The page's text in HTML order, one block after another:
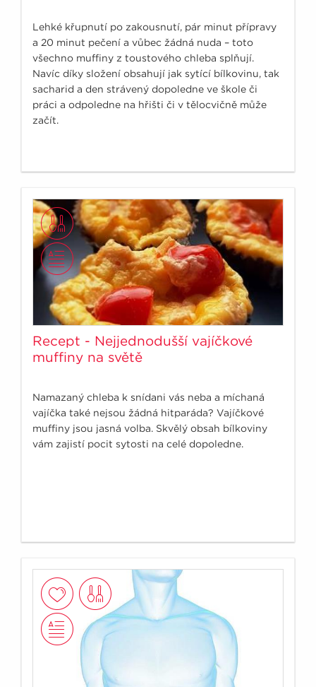
Lehké křupnutí po zakousnutí, pár minut přípravy
a 20 minut pečení a vůbec žádná nuda – toto
všechno muffiny z toustového chleba splňují.
Navíc díky složení obsahují jak sytící bílkovinu, tak
sacharid a den strávený dopoledne ve škole či
práci a odpoledne na hřišti či v tělocvičně může
začít.
Recept - Nejjednodušší vajíčkové
muffiny na světě
Namazaný chleba k snídani vás neba a míchaná
vajíčka také nejsou žádná hitparáda? Vajíčkové
muffiny jsou jasná volba. Skvělý obsah bílkoviny
vám zajistí pocit sytosti na celé dopoledne.